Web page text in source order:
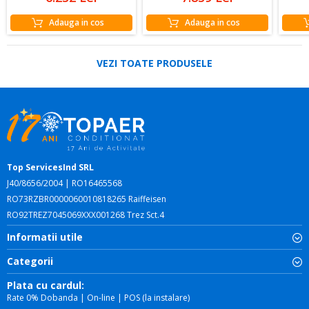
Adauga in cos Adauga in cos
VEZI TOATE PRODUSELE
Top ServicesInd SRL
J40/8656/2004 | RO16465568
RO73RZBR0000060010818265 Raiffeisen
RO92TREZ7045069XXX001268 Trez Sct.4
Informatii utile
Categorii
Plata cu cardul:
Rate 0% Dobanda | On-line | POS (la instalare)